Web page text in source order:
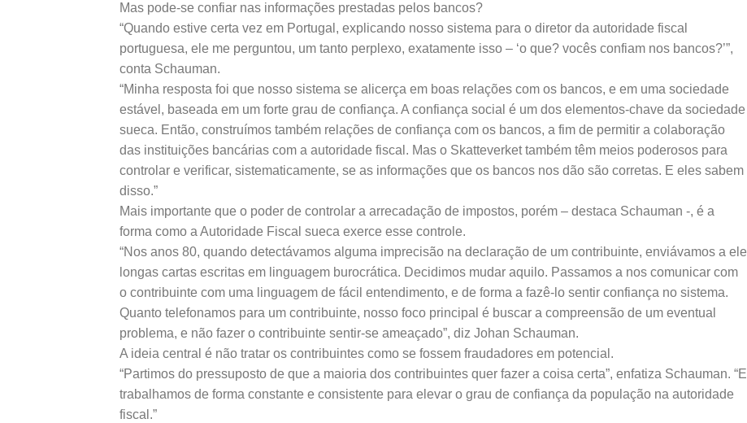
Mas pode-se confiar nas informações prestadas pelos bancos?
“Quando estive certa vez em Portugal, explicando nosso sistema para o diretor da autoridade fiscal
portuguesa, ele me perguntou, um tanto perplexo, exatamente isso – ‘o que? vocês confiam nos bancos?’”,
conta Schauman.
“Minha resposta foi que nosso sistema se alicerça em boas relações com os bancos, e em uma sociedade
estável, baseada em um forte grau de confiança. A confiança social é um dos elementos-chave da sociedade
sueca. Então, construímos também relações de confiança com os bancos, a fim de permitir a colaboração
das instituições bancárias com a autoridade fiscal. Mas o Skatteverket também têm meios poderosos para
controlar e verificar, sistematicamente, se as informações que os bancos nos dão são corretas. E eles sabem
disso.”
Mais importante que o poder de controlar a arrecadação de impostos, porém – destaca Schauman -, é a
forma como a Autoridade Fiscal sueca exerce esse controle.
“Nos anos 80, quando detectávamos alguma imprecisão na declaração de um contribuinte, enviávamos a ele
longas cartas escritas em linguagem burocrática. Decidimos mudar aquilo. Passamos a nos comunicar com
o contribuinte com uma linguagem de fácil entendimento, e de forma a fazê-lo sentir confiança no sistema.
Quanto telefonamos para um contribuinte, nosso foco principal é buscar a compreensão de um eventual
problema, e não fazer o contribuinte sentir-se ameaçado”, diz Johan Schauman.
A ideia central é não tratar os contribuintes como se fossem fraudadores em potencial.
“Partimos do pressuposto de que a maioria dos contribuintes quer fazer a coisa certa”, enfatiza Schauman. “E
trabalhamos de forma constante e consistente para elevar o grau de confiança da população na autoridade
fiscal.”